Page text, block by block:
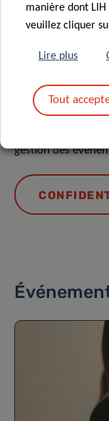
En savoir plus sur
gestion des
manière dont
veuillez cliquer
Lire plus
Tout